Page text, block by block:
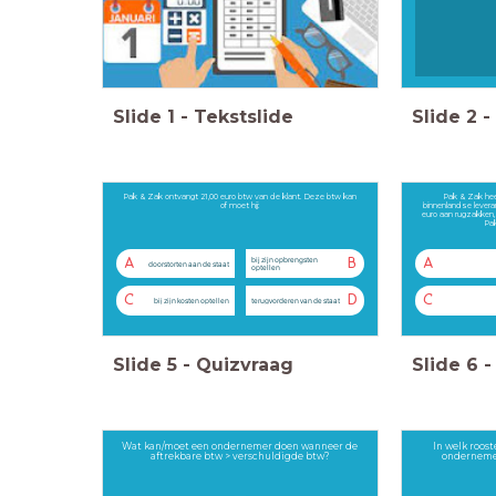
Slide 1 - Tekstslide Slide 2 -
Pak & Zak ontvangt 21,00 euro btw van de klant. Deze btw kan
of moet hij:
A doorstorten aan de staat B
bij zijn opbrengsten
optellen
C bij zijn kosten optellen D
terugvorderen van de staat
Slide 5 - Quizvraag
Pak & Zak
binnenlandse
euro aan
A
C
Slide 6 -
Wat kan/moet een ondernemer doen wanneer de
aftrekbare btw > verschuldigde btw?
In welk